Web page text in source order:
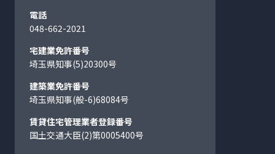
電話
048-662-2021
宅建業免許番号
埼玉県知事(5)20300号
建築業免許番号
埼玉県知事(般-6)68084号
賃貸住宅管理業者登録番号
国土交通大臣(2)第0005400号